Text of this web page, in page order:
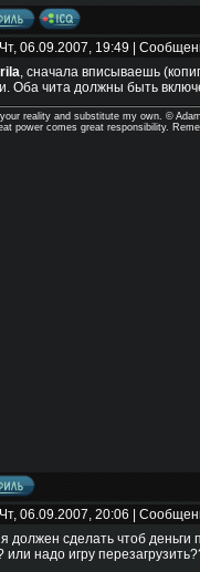
06.09.2007, 19:49 |
, сначала вписываешь
Оба чита должны быть
your reality and substitute my own. ©
power comes great responsibility.
06.09.2007, 20:06 |
должен сделать чтоб деньги
или надо игру